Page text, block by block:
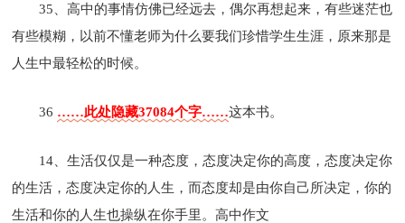
35、高中的事情仿佛已经远去，偶尔再想起来，有些迷茫也
有些模糊，以前不懂老师为什么要我们珍惜学生生涯，原来那是
人生中最轻松的时候。
36 ……此处隐藏37084个字……这本书。
14、生活仅仅是一种态度，态度决定你的高度，态度决定你
的生活，态度决定你的人生，而态度却是由你自己所决定，你的
生活和你的人生也操纵在你手里。高中作文